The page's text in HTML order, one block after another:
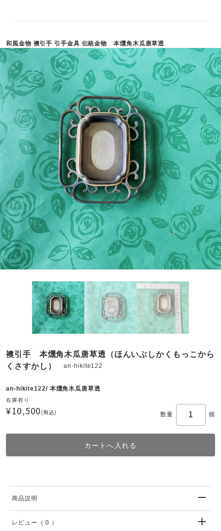
和風金物 襖引手 引手金具 伝統金物 本燻角木瓜唐草透
襖引手 本燻角木瓜唐草透（ほんいぶしかくもっこから
くさすかし）
an-hikite122
an-hikite122/ 本燻角木瓜唐草透
在庫有り
¥10,500 (税込) 数量 個
商品説明
レビュー （ 0 ）